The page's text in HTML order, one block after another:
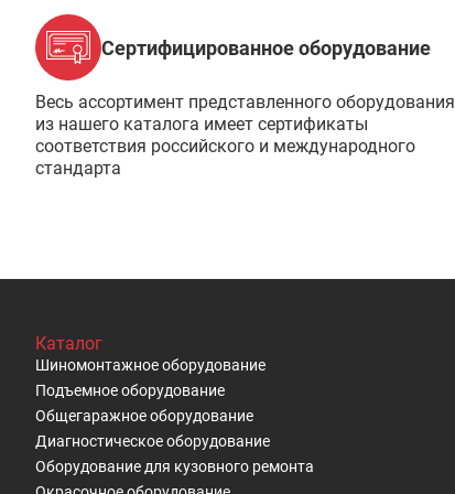
Сертифицированное оборудование
Весь ассортимент представленного оборудования
из нашего каталога имеет сертификаты
соответствия российского и международного
стандарта
Каталог
Шиномонтажное оборудование
Подъемное оборудование
Общегаражное оборудование
Диагностическое оборудование
Оборудование для кузовного ремонта